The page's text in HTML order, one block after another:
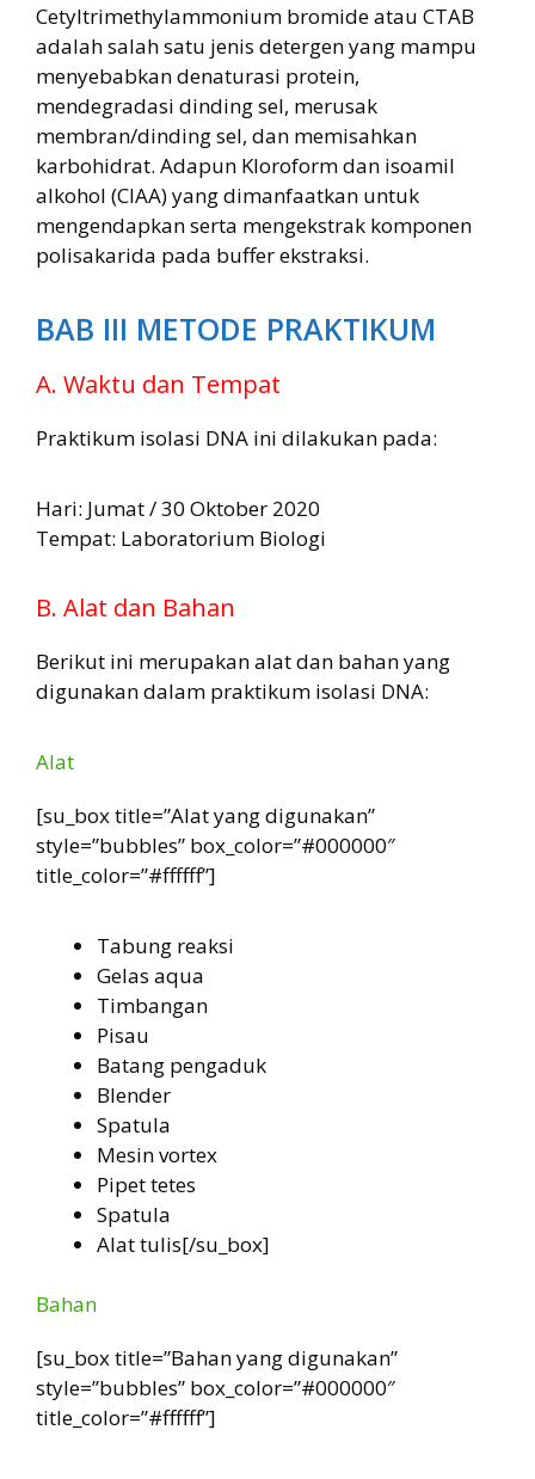
Cetyltrimethylammonium bromide atau CTAB
adalah salah satu jenis detergen yang mampu
menyebabkan denaturasi protein,
mendegradasi dinding sel, merusak
membran/dinding sel, dan memisahkan
karbohidrat. Adapun Kloroform dan isoamil
alkohol (CIAA) yang dimanfaatkan untuk
mengendapkan serta mengekstrak komponen
polisakarida pada buffer ekstraksi.
BAB III METODE PRAKTIKUM
A. Waktu dan Tempat
Praktikum isolasi DNA ini dilakukan pada:
Hari: Jumat / 30 Oktober 2020
Tempat: Laboratorium Biologi
B. Alat dan Bahan
Berikut ini merupakan alat dan bahan yang
digunakan dalam praktikum isolasi DNA:
Alat
[su_box title=”Alat yang digunakan”
style=”bubbles” box_color=”#000000″
title_color=”#ffffff”]
Tabung reaksi
Gelas aqua
Timbangan
Pisau
Batang pengaduk
Blender
Spatula
Mesin vortex
Pipet tetes
Spatula
Alat tulis[/su_box]
Bahan
[su_box title=”Bahan yang digunakan”
style=”bubbles” box_color=”#000000″
title_color=”#ffffff”]